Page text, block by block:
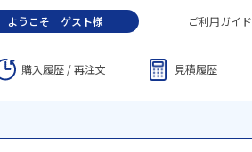
ようこそ ゲスト様 ご利用ガイド
購入履歴 / 再注文 見積履歴